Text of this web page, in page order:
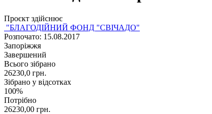
Проєкт здійснює
"БЛАГОДІЙНИЙ ФОНД "СВІЧАДО"
Розпочато: 15.08.2017
Запоріжжя
Завершений
Всього зібрано
26230,0 грн.
Зібрано у відсотках
100%
Потрібно
26230,00 грн.